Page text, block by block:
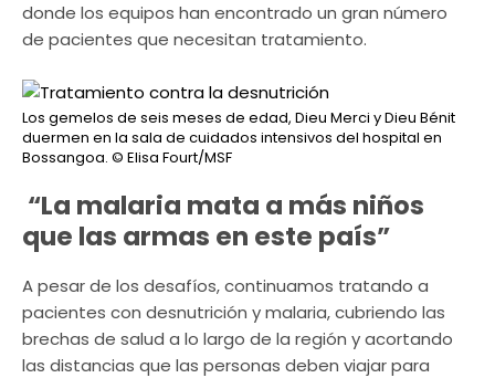
donde los equipos han encontrado un gran número
de pacientes que necesitan tratamiento.
Los gemelos de seis meses de edad, Dieu Merci y Dieu Bénit
duermen en la sala de cuidados intensivos del hospital en
Bossangoa. © Elisa Fourt/MSF
“La malaria mata a más niños
que las armas en este país”
A pesar de los desafíos, continuamos tratando a
pacientes con desnutrición y malaria, cubriendo las
brechas de salud a lo largo de la región y acortando
las distancias que las personas deben viajar para